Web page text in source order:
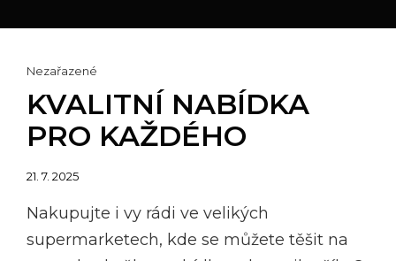
Cat
Links
Nezařazené
KVALITNÍ NABÍDKA
PRO KAŽDÉHO
Posted
21. 7. 2025
Nakupujte i vy rádi ve velikých
supermarketech, kde se můžete těšit na